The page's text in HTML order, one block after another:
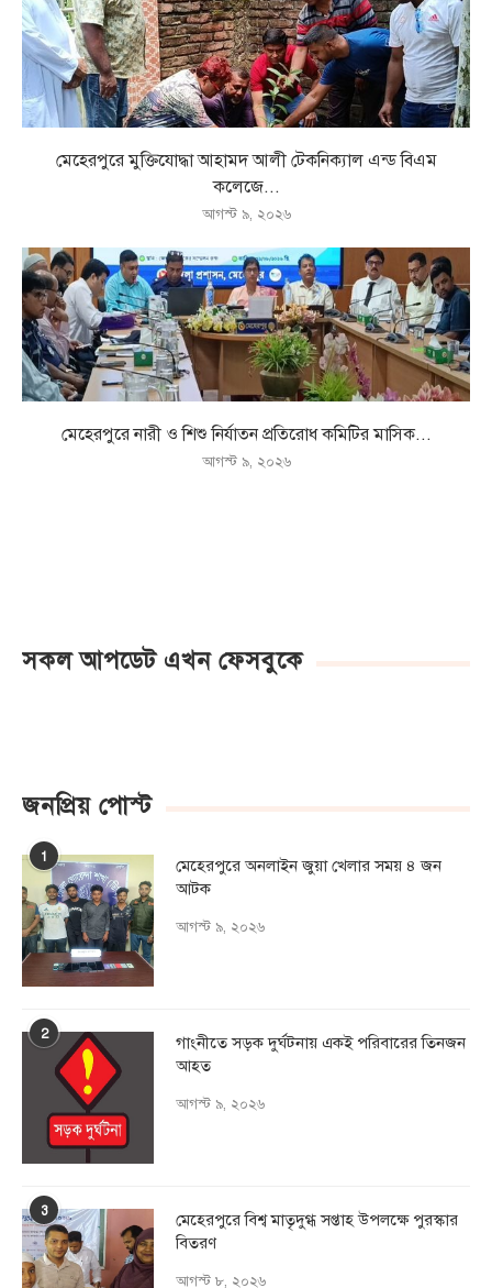
মেহেরপুরে মুক্তিযোদ্ধা আহামদ আলী টেকনিক্যাল এন্ড বিএম
কলেজে...
আগস্ট ৯, ২০২৬
মেহেরপুরে নারী ও শিশু নির্যাতন প্রতিরোধ কমিটির মাসিক...
আগস্ট ৯, ২০২৬
সকল আপডেট এখন ফেসবুকে
জনপ্রিয় পোস্ট
1
মেহেরপুরে অনলাইন জুয়া খেলার সময় ৪ জন
আটক
আগস্ট ৯, ২০২৬
2
গাংনীতে সড়ক দুর্ঘটনায় একই পরিবারের তিনজন
আহত
আগস্ট ৯, ২০২৬
3
মেহেরপুরে বিশ্ব মাতৃদুগ্ধ সপ্তাহ উপলক্ষে পুরস্কার
বিতরণ
আগস্ট ৮, ২০২৬